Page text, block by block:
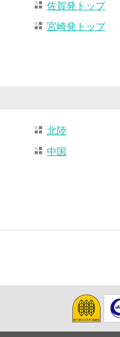
佐賀発トップ
宮崎発トップ
北陸
中国